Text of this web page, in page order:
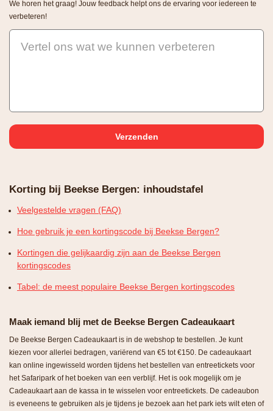
We horen het graag! Jouw feedback helpt ons de ervaring voor iedereen te
verbeteren!
Vertel ons wat we kunnen verbeteren
Korting bij Beekse Bergen: inhoudstafel
Veelgestelde vragen (FAQ)
Hoe gebruik je een kortingscode bij Beekse Bergen?
Kortingen die gelijkaardig zijn aan de Beekse Bergen
kortingscodes
Tabel: de meest populaire Beekse Bergen kortingscodes
Maak iemand blij met de Beekse Bergen Cadeaukaart
De Beekse Bergen Cadeaukaart is in de webshop te bestellen. Je kunt
kiezen voor allerlei bedragen, variërend van €5 tot €150. De cadeaukaart
kan online ingewisseld worden tijdens het bestellen van entreetickets voor
het Safaripark of het boeken van een verblijf. Het is ook mogelijk om je
Cadeaukaart aan de kassa in te wisselen voor entreetickets. De cadeaubon
is eveneens te gebruiken als je tijdens je bezoek aan het park iets wilt eten of